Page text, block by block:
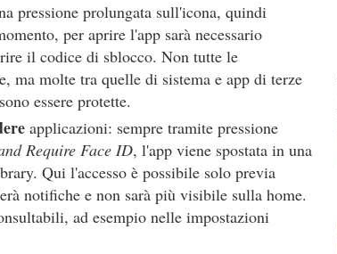
pressione prolungata sull'icona, quindi
per aprire l'app sarà necessario
il codice di sblocco. Non tutte le
ma molte tra quelle di sistema e app di terze
essere protette.
applicazioni: sempre tramite pressione
Require Face ID, l'app viene spostata in una
Qui l'accesso è possibile solo previa
notifiche e non sarà più visibile sulla home.
ad esempio nelle impostazioni